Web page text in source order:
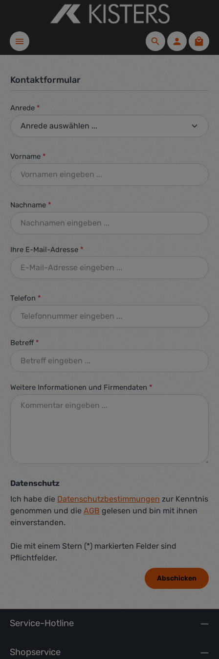
Zum Hauptinhalt springen
Kontaktformular
Anrede *
Vorname *
Nachname *
Ihre E-Mail-Adresse *
Telefon *
Betreff *
Weitere Informationen und Firmendaten *
Datenschutz
Ich habe die Datenschutzbestimmungen zur Kenntnis
genommen und die AGB gelesen und bin mit ihnen
einverstanden.
Die mit einem Stern (*) markierten Felder sind
Pflichtfelder.
Abschicken
Service-Hotline
Shopservice